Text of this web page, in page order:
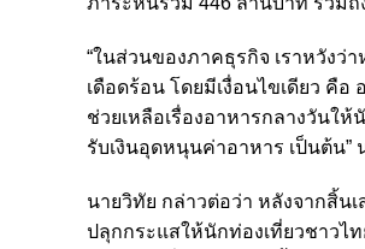
“ในส่วนของภาคธุรกิจ เราหวังว่
เดือดร้อน โดยมีเงื่อนไขเดียว คื
ช่วยเหลือเรื่องอาหารกลางวันใ
รับเงินอุดหนุนค่าอาหาร เป็นต้น”
นายวิทัย กล่าวต่อว่า หลังจากสิ้น
ปลุกกระแสให้นักท่องเที่ยวชาวไ